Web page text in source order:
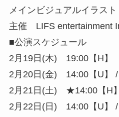
メインビジュアルイラス
主催 LIFS entertainment
■公演スケジュール
2月19日(木) 19:00【H】
2月20日(金) 14:00【U】 /
2月21日(土) ★14:00【H】
2月22日(日) 14:00【U】 /